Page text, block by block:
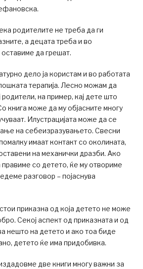
родителите не треба да ги
а децата треба и во
да грешат.
дело ја користам и во работата
терапија. Лесно можам да
на пример, кај дете што
книга може да му објасните многу
Илустрацијата може да се
на себеизразувањето. Свесни
имаат контакт со околината,
на механички дразби. Ако
со детето, ќе му отвориме
разговор – појаснува
приказна од која детето не може
Секој аспект од приказната и од
нешто на детето и ако тоа биде
детето ќе има придобивка.
две книги многу важни за